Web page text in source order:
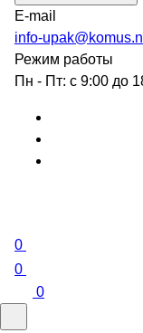
E-mail
info-
Режим работы
Пн - Пт: с 9:00 до
0
0
0